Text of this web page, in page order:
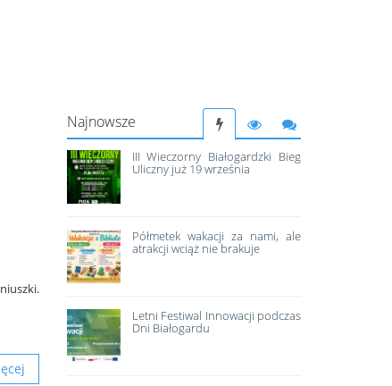
Najnowsze
III Wieczorny Białogardzki Bieg
Uliczny już 19 września
Półmetek wakacji za nami, ale
atrakcji wciąż nie brakuje
Letni Festiwal Innowacji podczas
Dni Białogardu